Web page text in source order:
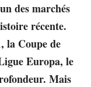
des marchés
récente.
la Coupe de
Europa, le
Mais